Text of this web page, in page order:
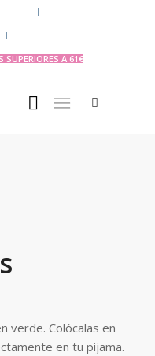
SUPERIORES A 61€
verde. Colócalas en
en tu pijama.